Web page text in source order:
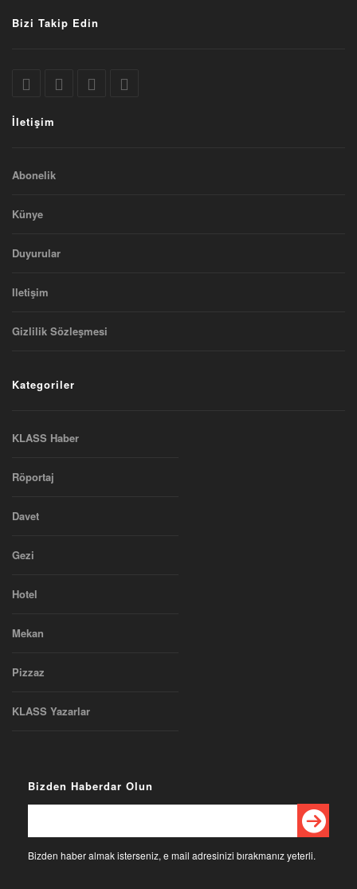
Bizi Takip Edin
İletişim
Abonelik
Künye
Duyurular
Iletişim
Gizlilik Sözleşmesi
Kategoriler
KLASS Haber
Röportaj
Davet
Gezi
Hotel
Mekan
Pizzaz
KLASS Yazarlar
Bizden Haberdar Olun
Bizden haber almak isterseniz, e mail adresinizi bırakmanız yeterli.